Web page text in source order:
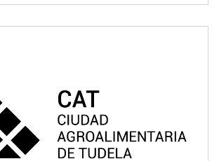
CAT
Vivienda y urbanismo